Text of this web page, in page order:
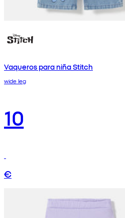
Vaqueros para niña Stitch
wide leg
10
€